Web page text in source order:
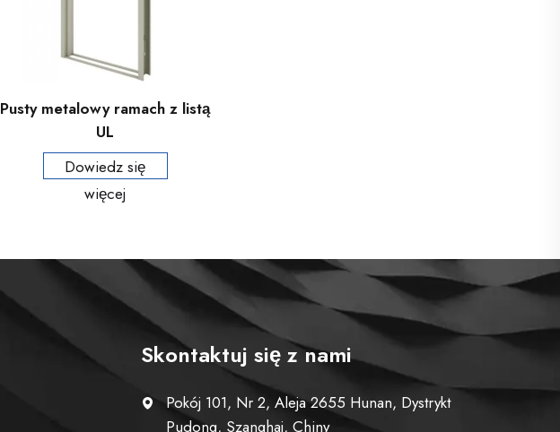
Pusty metalowy ramach z listą
UL
Dowiedz się
więcej
Skontaktuj się z nami
Pokój 101, Nr 2, Aleja 2655 Hunan, Dystrykt
Pudong, Szanghaj, Chiny